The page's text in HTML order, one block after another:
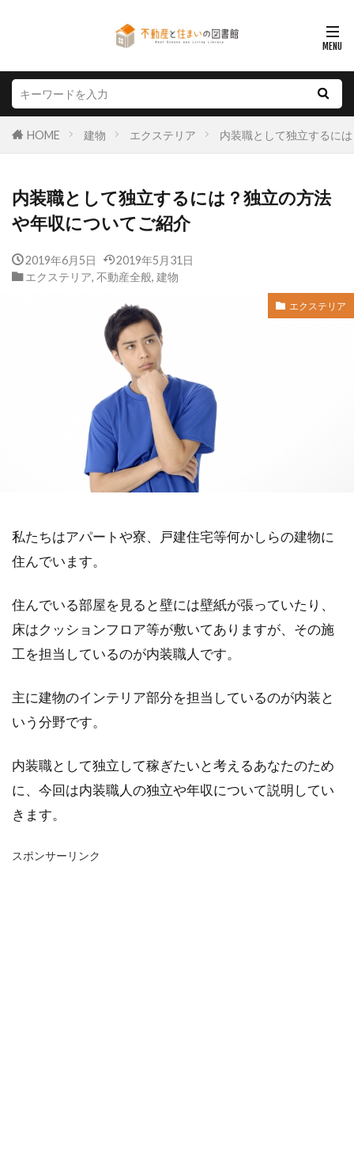
HOME 建物 エクステリア 内装職として独立するに
内装職として独立するには？独立の方法
や年収についてご紹介
2019年6月5日
2019年5月31日
エクステリア, 不動産全般, 建物
エクステリア
私たちはアパートや寮、戸建住宅等何かしらの建物に
住んでいます。
住んでいる部屋を見ると壁には壁紙が張っていたり、
床はクッションフロア等が敷いてありますが、その施
工を担当しているのが内装職人です。
主に建物のインテリア部分を担当しているのが内装と
いう分野です。
内装職として独立して稼ぎたいと考えるあなたのため
に、今回は内装職人の独立や年収について説明してい
きます。
スポンサーリンク